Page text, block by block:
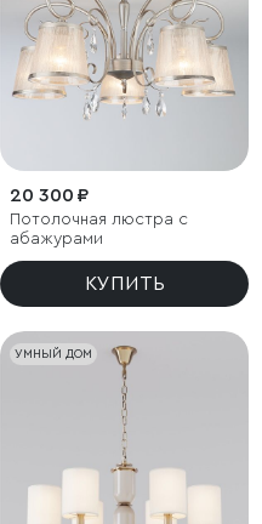
20 300 ₽
Потолочная люстра с
абажурами
КУПИТЬ
УМНЫЙ ДОМ